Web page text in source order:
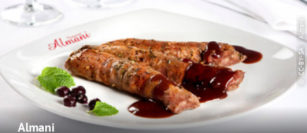
Almani
©
CC-BY-SA
| Almani